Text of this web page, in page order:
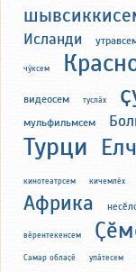
Исланди
чӳксем
видеосем туслӑх
мульфильмсем
Турци
кинотеатрсем кичемлӗх
Африка
вӗрентекенсем
Самар облаҫӗ упӑтесем